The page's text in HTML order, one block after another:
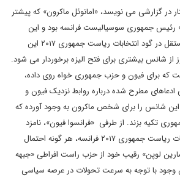
در گزارشی می نویسد، «امانوئل ماکرون» که پیشتر
رئیس جمهوری سوسیالیست فرانسه بود و این
روزها در قالب یک نامزد مستقل در گود انتخابات ریاست جمهوری ۲۰۱۷ این
از شانس بیشتری برای فتح الیزه برخوردار می شود.
است که برای فیون و حزب جمهوری خواه روی داده،
مطرح شده درباره روابط نزدیک فیون و
این شانس را برای شخص ماکرون به وجود آورده که
تکیه بزند. از طرفی «فرانسوا فیون»، نامزد
حزب راست میانه در انتخابات ریاست جمهوری ۲۰۱۷ فرانسه، هر گونه احتمال
لوپن» رقیب خود از حزب راست افراطی «جبهه
وجود با توجه به سرعت تحولات در عرصه سیاسی